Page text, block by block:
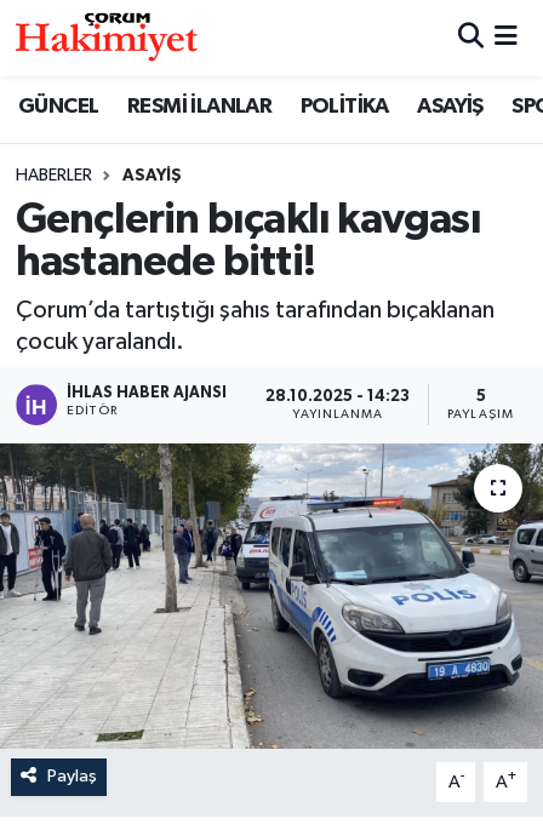
GÜNCEL RESMİ İLANLAR POLİTİKA ASAYİŞ
HABERLER ASAYİŞ
Gençlerin bıçaklı kavgası
hastanede bitti!
Çorum’da tartıştığı şahıs tarafından bıçaklanan
çocuk yaralandı.
İHLAS HABER AJANSI
EDITÖR
28.10.2025 - 14:23
YAYINLANMA
5
PAYLAŞIM
Paylaş A- A+
SAĞLIK
ASAYİŞ
EKONOMİ
GÜNCEL
AKTÜEL
EĞİTİM
İLÇELER
OTOPARK
TEKNOLOJİ
Nöbetçi Eczaneler
Çorum Namaz Vakitleri
Trafik Durumu
Süper Lig Puan Durumu ve Fikstür
Tüm Manşetler
Son Dakika Haberleri
Haber Arşivi